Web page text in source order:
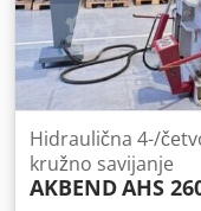
Hidraulična 4-/
kružno savijanje
AKBENDAHS